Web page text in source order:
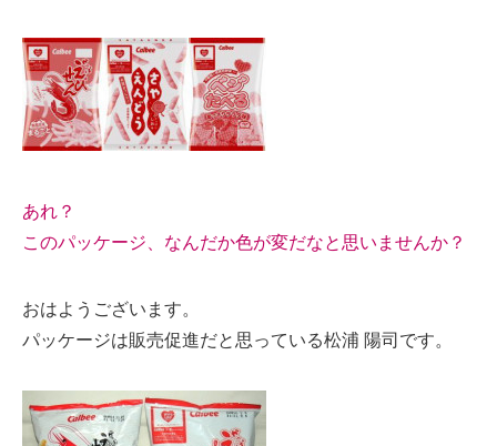
あれ？
このパッケージ、なんだか色が変だなと思いませんか？
おはようございます。
パッケージは販売促進だと思っている松浦 陽司です。